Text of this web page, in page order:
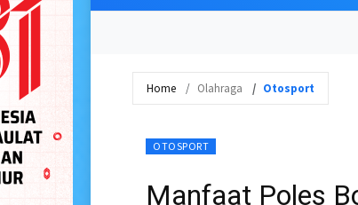
Home Olahraga Otosport
OTOSPORT
Manfaat Poles